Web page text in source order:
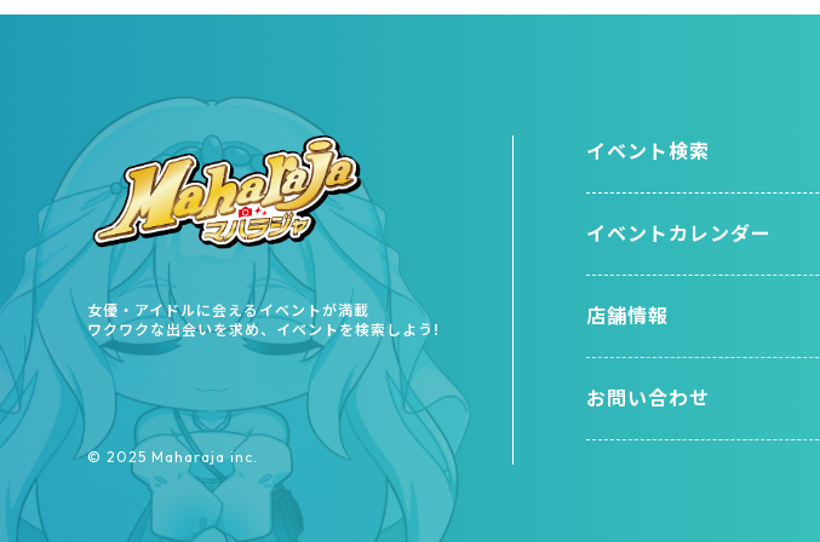
女優・アイドルに会えるイベントが満載
ワクワクな出会いを求め、イベントを検索しよう!
©︎ 2025 Maharaja inc.
イベント検索
イベントカレンダー
店舗情報
お問い合わせ